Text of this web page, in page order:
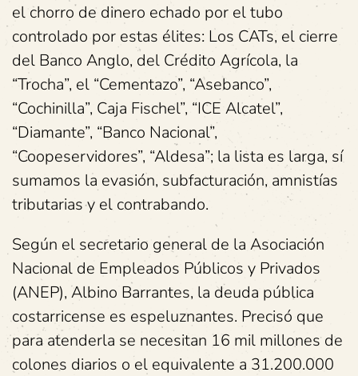
el chorro de dinero echado por el tubo
controlado por estas élites: Los CATs, el cierre
del Banco Anglo, del Crédito Agrícola, la
“Trocha”, el “Cementazo”, “Asebanco”,
“Cochinilla”, Caja Fischel”, “ICE Alcatel”,
“Diamante”, “Banco Nacional”,
“Coopeservidores”, “Aldesa”; la lista es larga, sí
sumamos la evasión, subfacturación, amnistías
tributarias y el contrabando.
Según el secretario general de la Asociación
Nacional de Empleados Públicos y Privados
(ANEP), Albino Barrantes, la deuda pública
costarricense es espeluznantes. Precisó que
para atenderla se necesitan 16 mil millones de
colones diarios o el equivalente a 31.200.000